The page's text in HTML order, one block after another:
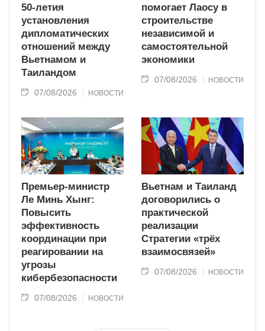
50-летия
установления
дипломатических
отношений между
Вьетнамом и
Таиландом
07/08/2026 НОВОСТИ
помогает Лаосу в
строительстве
независимой и
самостоятельной
экономики
07/08/2026 НОВОСТИ
Премьер-министр
Ле Минь Хынг:
Повысить
эффективность
координации при
реагировании на
угрозы
кибербезопасности
07/08/2026 НОВОСТИ
Вьетнам и Таиланд
договорились о
практической
реализации
Стратегии «трёх
взаимосвязей»
07/08/2026 НОВОСТИ